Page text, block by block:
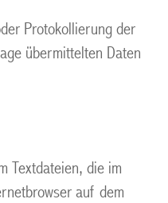
Protokollierung der
übermittelten Daten
Textdateien, die im
auf dem